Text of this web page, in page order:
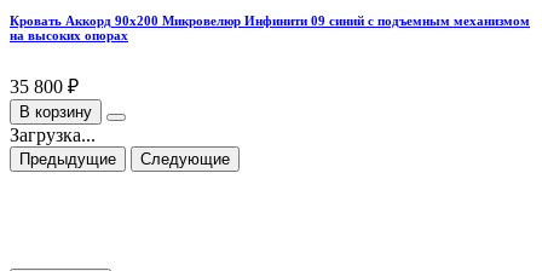
Кровать Аккорд 90х200 Микровелюр Инфинити 09 синий с подъемным механизмом
на высоких опорах
35 800 ₽
В корзину
Загрузка...
Предыдущие Следующие